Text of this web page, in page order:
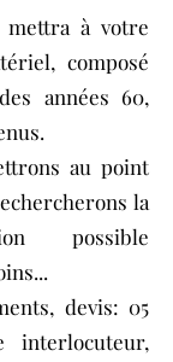
mettra à votre
composé
années 60,
au point
la
possible
devis: 05
interlocuteur,